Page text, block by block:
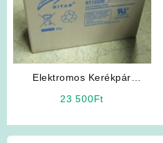
Elektromos Kerékpár
23 500Ft